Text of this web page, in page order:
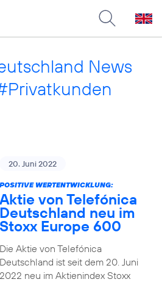
News
20. Juni 2022
POSITIVE WERTENTWICKLUNG:
Aktie von Telefónica
Deutschland neu im
Stoxx Europe 600
Die Aktie von Telefónica
Deutschland ist seit dem 20. Juni
2022 neu im Aktienindex Stoxx